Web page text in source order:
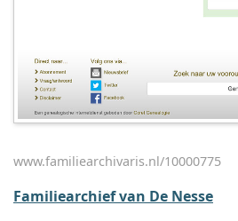
www.familiearchivaris.nl/10000775
Familiearchief van De Nesse